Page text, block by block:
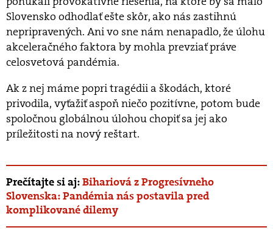
Slovensko odhodlať ešte skôr, ako nás zastihnú
nepripravených. Ani vo sne nám nenapadlo, že úlohu
akceleračného faktora by mohla prevziať práve
celosvetová pandémia.
Ak z nej máme popri tragédii a škodách, ktoré
privodila, vyťažiť aspoň niečo pozitívne, potom bude
spoločnou globálnou úlohou chopiť sa jej ako
príležitosti na nový reštart.
Prečítajte si aj:Bihariová z Progresívneho
Slovenska: Pandémia nás postavila pred
komplikované dilemy